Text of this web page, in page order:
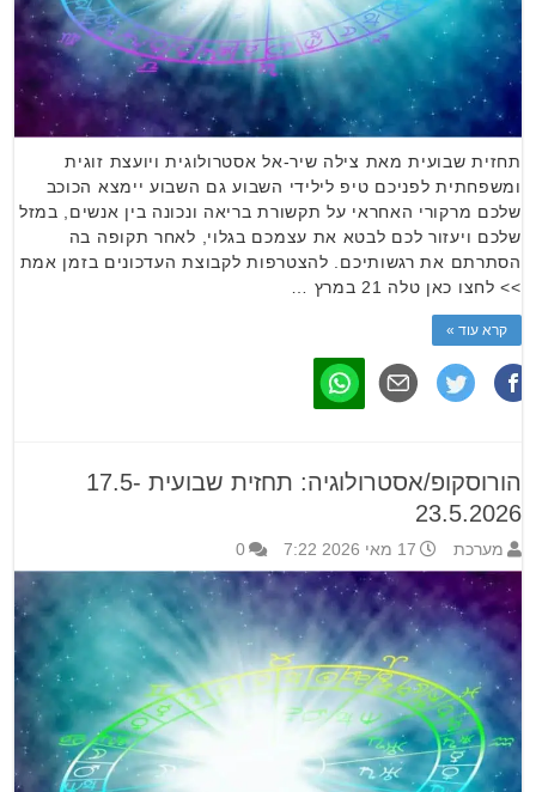
תחזית שבועית מאת צילה שיר-אל אסטרולוגית ויועצת זוגית
ומשפחתית לפניכם טיפ לילידי השבוע גם השבוע יימצא הכוכב
שלכם מרקורי האחראי על תקשורת בריאה ונכונה בין אנשים, במזל
שלכם ויעזור לכם לבטא את עצמכם בגלוי, לאחר תקופה בה
הסתרתם את רגשותיכם. להצטרפות לקבוצת העדכונים בזמן אמת
>> לחצו כאן טלה 21 במרץ …
קרא עוד »
הורוסקופ/אסטרולוגיה: תחזית שבועית 17.5-
23.5.2026
מערכת 17 מאי 2026 7:22 0